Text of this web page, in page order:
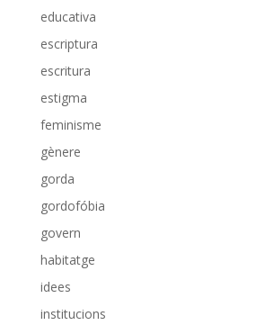
educativa
escriptura
escritura
estigma
feminisme
gènere
gorda
gordofóbia
govern
habitatge
idees
institucions